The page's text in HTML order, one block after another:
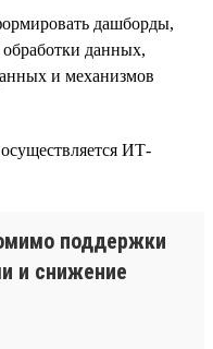
дашборды,
данных,
и механизмов
ИТ-
поддержки
и снижение